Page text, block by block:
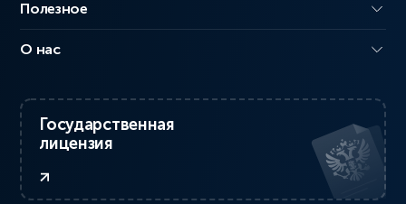
Полезное
О нас
Государственная
лицензия